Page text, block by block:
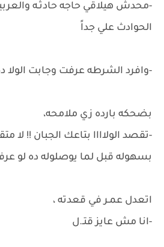
-محدش هيلاقي حاجه حادثـه
الحوادث علي جداً
-وافرد الشرطه عرفت وجابت الولا
بضحكه بارده زي ملامحه،
-تقصد الولاااا بتاعك الجبان !!
بسهوله قبل لما يوصلوله ده لو
اتعدل عمـر في قعدته ،
-انا مش عايز قتـ.ل